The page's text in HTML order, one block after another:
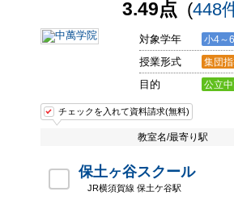
3.49点 (448
対象学年 小4～6
授業形式 集団
目的 公立
チェックを入れて資料請求(無料)
教室名/最寄り駅
保土ヶ谷スクール
JR横須賀線 保土ケ谷駅